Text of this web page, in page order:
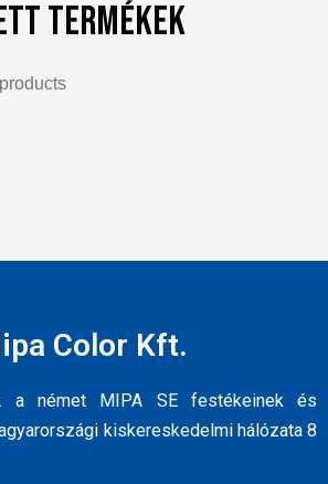
termékek
Color Kft.
a német MIPA SE festékeinek és
kiskereskedelmi hálózata 8